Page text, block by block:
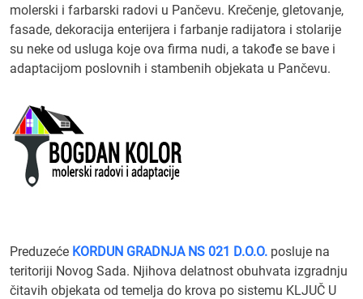
molerski i farbarski radovi u Pančevu. Krečenje, gletovanje,
fasade, dekoracija enterijera i farbanje radijatora i stolarije
su neke od usluga koje ova firma nudi, a takođe se bave i
adaptacijom poslovnih i stambenih objekata u Pančevu.
Preduzeće KORDUN GRADNJA NS 021 D.O.O. posluje na
teritoriji Novog Sada. Njihova delatnost obuhvata izgradnju
čitavih objekata od temelja do krova po sistemu KLJUČ U